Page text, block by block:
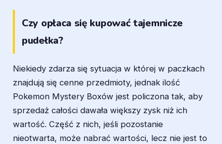
Czy opłaca się kupować tajemnicze
pudełka?
Niekiedy zdarza się sytuacja w której w paczkach
znajdują się cenne przedmioty, jednak ilość
Pokemon Mystery Boxów jest policzona tak, aby
sprzedaż całości dawała większy zysk niż ich
wartość. Część z nich, jeśli pozostanie
nieotwarta, może nabrać wartości, lecz nie jest to